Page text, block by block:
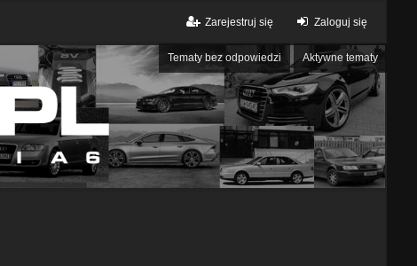
Zaloguj się
Zarejestruj się
Tematy bez odpowiedzi Aktywne tematy